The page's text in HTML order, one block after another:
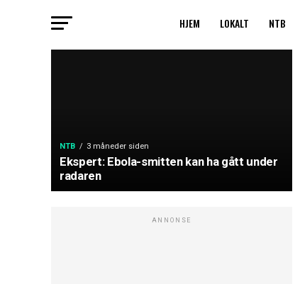
HJEM LOKALT NTB
NTB 3 måneder siden
Ekspert: Ebola-smitten kan ha gått under
radaren
ANNONSE